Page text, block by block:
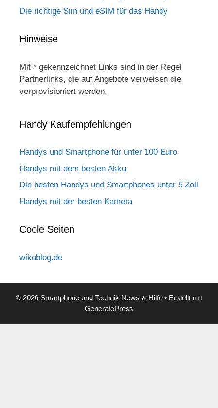
Die richtige Sim und eSIM für das Handy
Hinweise
Mit * gekennzeichnet Links sind in der Regel
Partnerlinks, die auf Angebote verweisen die
verprovisioniert werden.
Handy Kaufempfehlungen
Handys und Smartphone für unter 100 Euro
Handys mit dem besten Akku
Die besten Handys und Smartphones unter 5 Zoll
Handys mit der besten Kamera
Coole Seiten
wikoblog.de
© 2026 Smartphone und Technik News & Hilfe • Erstellt mit
GeneratePress